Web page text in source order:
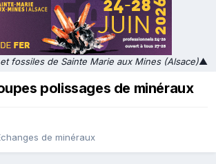
fossiles de Sainte Marie aux Mines (Alsace)▲
polissages de minéraux
de minéraux